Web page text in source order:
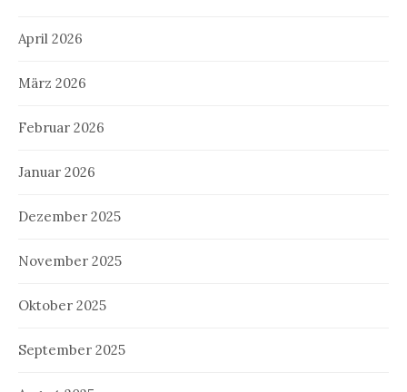
April 2026
März 2026
Februar 2026
Januar 2026
Dezember 2025
November 2025
Oktober 2025
September 2025